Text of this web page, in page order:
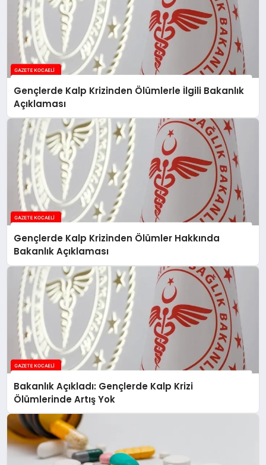
Gençlerde Kalp Krizinden Ölümlerle İlgili Bakanlık
Açıklaması
Gençlerde Kalp Krizinden Ölümler Hakkında
Bakanlık Açıklaması
Bakanlık Açıkladı: Gençlerde Kalp Krizi
Ölümlerinde Artış Yok